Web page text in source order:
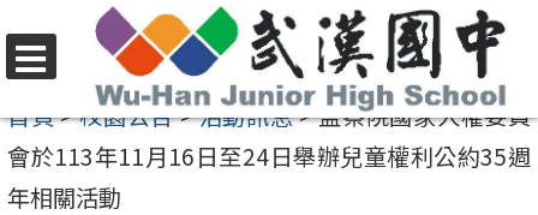
至
要
內
選
單
首頁>校園公告>活動訊息>監察院國家人權委員
會於113年11月16日至24日舉辦兒童權利公約35週
年相關活動